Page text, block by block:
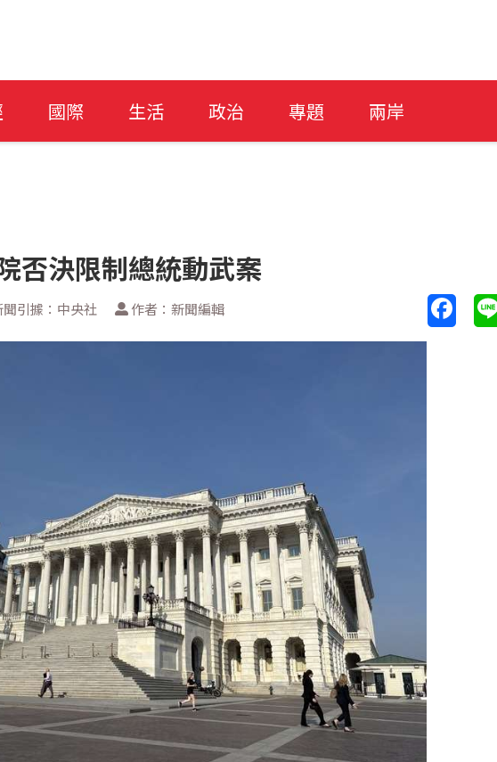
國際 生活 政治 專題 兩岸
否決限制總統動武案
聞引據：中央社 作者：新聞編輯